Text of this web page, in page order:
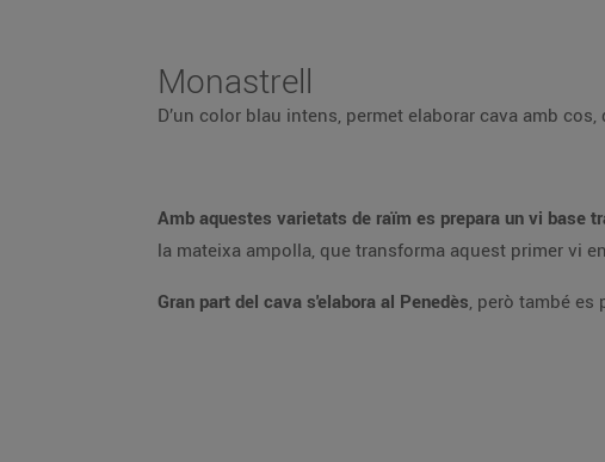
Monastrell
D’un color blau intens, permet elaborar cava amb
Amb aquestes varietats de raïm es prepara un vi base
la mateixa ampolla, que transforma aquest primer vi
Gran part del cava s'elabora al Penedès, però també es